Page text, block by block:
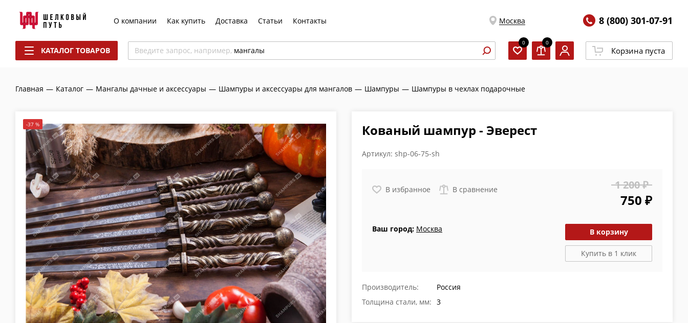
О компании Как купить Доставка Статьи Контакты Москва 8 (800) 301-07-91
КАТАЛОГ ТОВАРОВ Введите запрос, например, мангалы
0 0
Корзина пуста
Главная — Каталог — Мангалы дачные и аксессуары — Шампуры и аксессуары для мангалов — Шампуры — Шампуры в чехлах подарочные
-37 % Кованый шампур - Эверест
Артикул: shp-06-75-sh
В избранное В сравнение 1 200 ₽
750 ₽
Ваш город: Москва В корзину
Купить в 1 клик
Производитель:
Россия
Толщина стали, мм: 3